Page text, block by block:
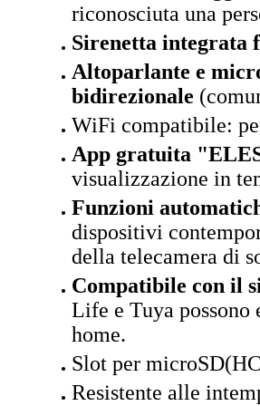
riconosciuta una
Sirenetta integrata
Altoparlante e
bidirezionale
WiFi compatibile:
App gratuita
visualizzazione in
Funzioni
dispositivi
della telecamera di
Compatibile con il
Life e Tuya possono
home.
Slot per
Resistente alle